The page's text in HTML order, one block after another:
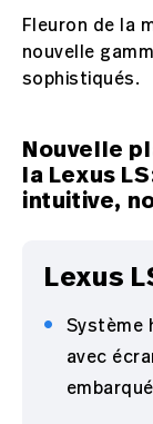
Fleuron de la
nouvelle
sophistiqués.
Nouvelle
la Lexus
intuitive,
Lexus
Système
avec